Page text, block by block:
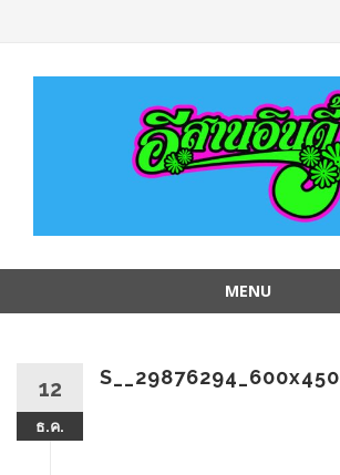
MENU
12
ธ.ค.
S__29876294_600x450